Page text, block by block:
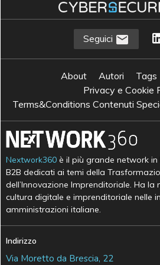
Seguici
About Autori Tags
Privacy e Cookie
Terms&Conditions Contenuti
Nextwork360 è il più grande network
B2B dedicati ai temi della
dell’Innovazione Imprenditoriale. Ha
cultura digitale e imprenditoriale nelle
amministrazioni italiane.
Indirizzo
Via Moretto da Brescia, 22